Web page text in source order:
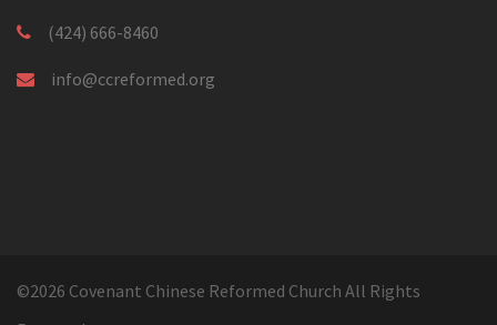
(424) 666-8460
info@ccreformed.org
©2026 Covenant Chinese Reformed Church All Rights